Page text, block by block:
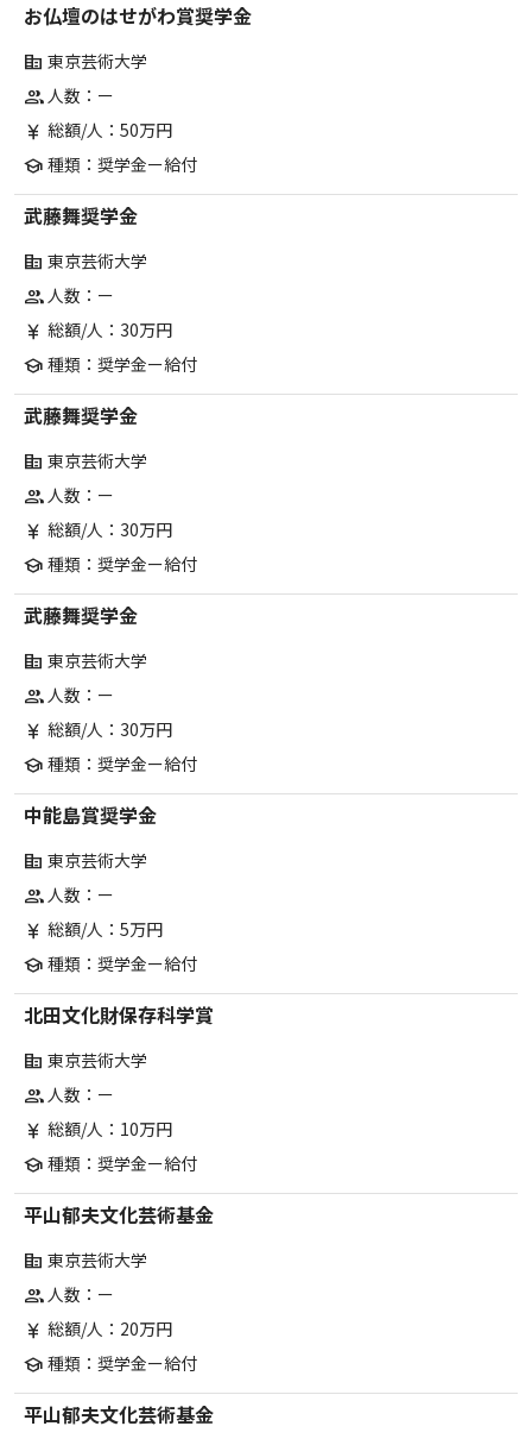
お仏壇のはせがわ賞奨学金
corporate_fare 東京芸術大学
group人数：ー
currency_yen 総額/人：50万円
school 種類：奨学金ー給付
武藤舞奨学金
corporate_fare 東京芸術大学
group人数：ー
currency_yen 総額/人：30万円
school 種類：奨学金ー給付
武藤舞奨学金
corporate_fare 東京芸術大学
group人数：ー
currency_yen 総額/人：30万円
school 種類：奨学金ー給付
武藤舞奨学金
corporate_fare 東京芸術大学
group人数：ー
currency_yen 総額/人：30万円
school 種類：奨学金ー給付
中能島賞奨学金
corporate_fare 東京芸術大学
group人数：ー
currency_yen 総額/人：5万円
school 種類：奨学金ー給付
北田文化財保存科学賞
corporate_fare 東京芸術大学
group人数：ー
currency_yen 総額/人：10万円
school 種類：奨学金ー給付
平山郁夫文化芸術基金
corporate_fare 東京芸術大学
group人数：ー
currency_yen 総額/人：20万円
school 種類：奨学金ー給付
平山郁夫文化芸術基金